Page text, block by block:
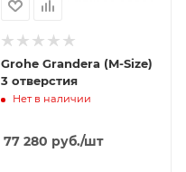
Grohe Grandera (M-Size)
3 отверстия
Нет в наличии
77 280 руб./шт